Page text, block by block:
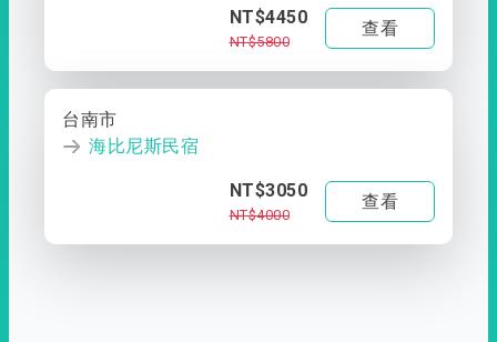
NT$4450
NT$5800
查看
台南市
海比尼斯民宿
NT$3050
NT$4000
查看